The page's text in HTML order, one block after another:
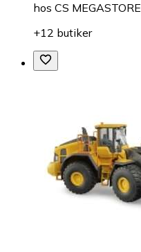
hos CS MEGASTORE
+12 butiker